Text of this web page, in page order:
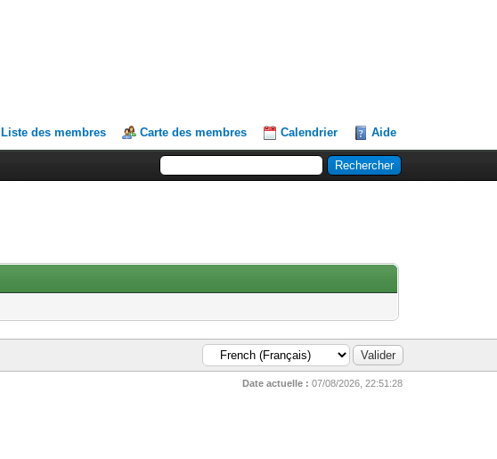
Liste des membres Carte des membres Calendrier Aide
Date actuelle : 07/08/2026, 22:51:28